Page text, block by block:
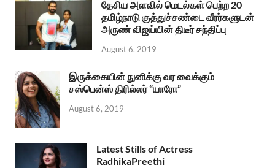
தேசிய அளவில் மெடல்கள் பெற்ற 20
தமிழ்நாடு குத்துச்சண்டை வீரர்களுடன்
அருண் விஜய்யின் திடீர் சந்திப்பு
August 6, 2019
இருக்கையின் நுனிக்கு வர வைக்கும்
சஸ்பென்ஸ் திரில்லர் “யாரோ”
August 6, 2019
Latest Stills of Actress
RadhikaPreethi